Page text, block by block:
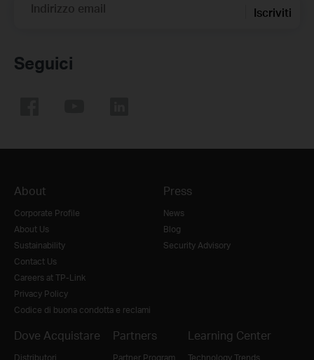
Indirizzo email Iscriviti
Seguici
About
Corporate Profile
About Us
Sustainability
Contact Us
Careers at TP-Link
Privacy Policy
Codice di buona condotta e reclami
Press
News
Blog
Security Advisory
Dove Acquistare
Distributori
Partners
Partner Program
Learning Center
Technology Trends